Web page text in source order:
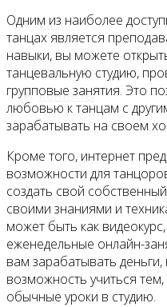
Блог
Контакты
Одним из наиболее
танцах является
навыки, вы можете
танцевальную студию,
групповые занятия. Это
любовью к танцам с
зарабатывать на своем
Кроме того, интернет
возможности для
создать свой
своими знаниями и
может быть как
еженедельные онлайн-
вам зарабатывать
возможность учиться
обычные уроки в студию.